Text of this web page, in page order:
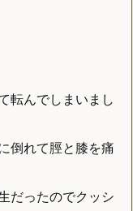
転んでしまいまし
倒れて脛と膝を痛
だったのでクッシ